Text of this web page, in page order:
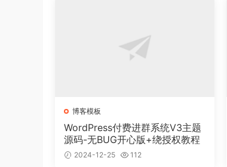
博客模板
WordPress付费进群系统V3主题
源码-无BUG开心版+绕授权教程
2024-12-25 112